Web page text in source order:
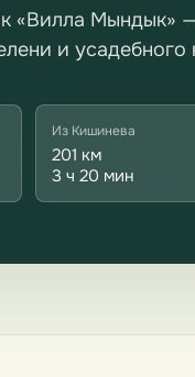
«Вилла Мындык»
и
Из Кишинева
201 км
3 ч 20 мин